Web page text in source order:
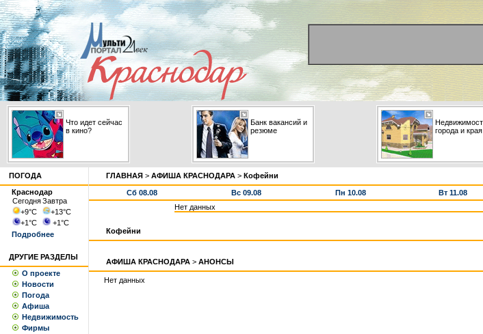
Что идет сейчас
в кино?
Банк вакансий и
резюме
города и края
ПОГОДА
Краснодар
СегодняЗавтра
+9°С +13°С
+1°С +1°С
Подробнее
ДРУГИЕ РАЗДЕЛЫ
О проекте
Новости
Погода
Афиша
Недвижимость
Фирмы
ГЛАВНАЯ > АФИША КРАСНОДАРА > Кофейни
Сб 08.08 Вс 09.08 Пн 10.08 Вт 11.08
Нет данных
Кофейни
АФИША КРАСНОДАРА > АНОНСЫ
Нет данных